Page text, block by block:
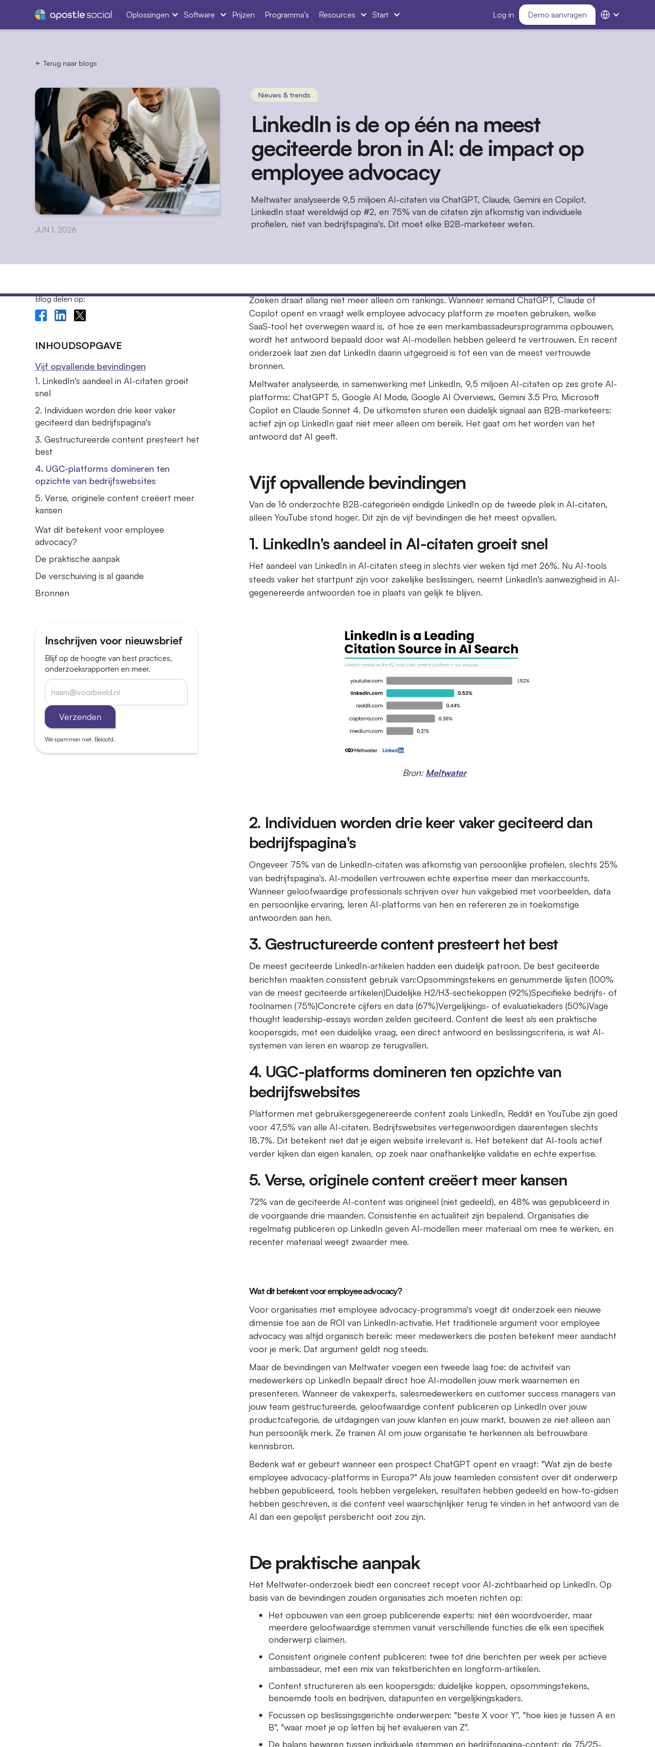
Oplossingen Software Prijzen Programma's Resources Start Log in Demo aanvragen
Terug naar blogs
JUN 1, 2026
Nieuws & trends
LinkedIn is de op één na meest
geciteerde bron in AI: de impact op
employee advocacy
Meltwater analyseerde 9,5 miljoen AI-citaten via ChatGPT, Claude, Gemini en Copilot.
LinkedIn staat wereldwijd op #2, en 75% van de citaten zijn afkomstig van individuele
profielen, niet van bedrijfspagina's. Dit moet elke B2B-marketeer weten.
Blog delen op:
INHOUDSOPGAVE
Vijf opvallende bevindingen
1. LinkedIn's aandeel in AI-citaten groeit
snel
2. Individuen worden drie keer vaker
geciteerd dan bedrijfspagina's
3. Gestructureerde content presteert het
best
4. UGC-platforms domineren ten
opzichte van bedrijfswebsites
5. Verse, originele content creëert meer
kansen
Wat dit betekent voor employee
advocacy?
De praktische aanpak
De verschuiving is al gaande
Bronnen
Inschrijven voor nieuwsbrief
Blijf op de hoogte van best practices,
onderzoeksrapporten en meer.
We spammen niet. Beloofd.
Zoeken draait allang niet meer alleen om rankings. Wanneer iemand ChatGPT, Claude of
Copilot opent en vraagt welk employee advocacy platform ze moeten gebruiken, welke
SaaS-tool het overwegen waard is, of hoe ze een merkambassadeursprogramma opbouwen,
wordt het antwoord bepaald door wat AI-modellen hebben geleerd te vertrouwen. En recent
onderzoek laat zien dat LinkedIn daarin uitgegroeid is tot een van de meest vertrouwde
bronnen.
Meltwater analyseerde, in samenwerking met LinkedIn, 9,5 miljoen AI-citaten op zes grote AI-
platforms: ChatGPT 5, Google AI Mode, Google AI Overviews, Gemini 3.5 Pro, Microsoft
Copilot en Claude Sonnet 4. De uitkomsten sturen een duidelijk signaal aan B2B-marketeers:
actief zijn op LinkedIn gaat niet meer alleen om bereik. Het gaat om het worden van het
antwoord dat AI geeft.
Vijf opvallende bevindingen
Van de 16 onderzochte B2B-categorieën eindigde LinkedIn op de tweede plek in AI-citaten,
alleen YouTube stond hoger. Dit zijn de vijf bevindingen die het meest opvallen.
1. LinkedIn's aandeel in AI-citaten groeit snel
Het aandeel van LinkedIn in AI-citaten steeg in slechts vier weken tijd met 26%. Nu AI-tools
steeds vaker het startpunt zijn voor zakelijke beslissingen, neemt LinkedIn's aanwezigheid in AI-
gegenereerde antwoorden toe in plaats van gelijk te blijven.
Bron: Meltwater
2. Individuen worden drie keer vaker geciteerd dan
bedrijfspagina's
Ongeveer 75% van de LinkedIn-citaten was afkomstig van persoonlijke profielen, slechts 25%
van bedrijfspagina's. AI-modellen vertrouwen echte expertise meer dan merkaccounts.
Wanneer geloofwaardige professionals schrijven over hun vakgebied met voorbeelden, data
en persoonlijke ervaring, leren AI-platforms van hen en refereren ze in toekomstige
antwoorden aan hen.
3. Gestructureerde content presteert het best
De meest geciteerde LinkedIn-artikelen hadden een duidelijk patroon. De best geciteerde
berichten maakten consistent gebruik van:Opsommingstekens en genummerde lijsten (100%
van de meest geciteerde artikelen)Duidelijke H2/H3-sectiekoppen (92%)Specifieke bedrijfs- of
toolnamen (75%)Concrete cijfers en data (67%)Vergelijkings- of evaluatiekaders (50%)Vage
thought leadership-essays worden zelden geciteerd. Content die leest als een praktische
koopersgids, met een duidelijke vraag, een direct antwoord en beslissingscriteria, is wat AI-
systemen van leren en waarop ze terugvallen.
4. UGC-platforms domineren ten opzichte van
bedrijfswebsites
Platformen met gebruikersgegenereerde content zoals LinkedIn, Reddit en YouTube zijn goed
voor 47,5% van alle AI-citaten. Bedrijfswebsites vertegenwoordigen daarentegen slechts
18,7%. Dit betekent niet dat je eigen website irrelevant is. Het betekent dat AI-tools actief
verder kijken dan eigen kanalen, op zoek naar onafhankelijke validatie en echte expertise.
5. Verse, originele content creëert meer kansen
72% van de geciteerde AI-content was origineel (niet gedeeld), en 48% was gepubliceerd in
de voorgaande drie maanden. Consistentie en actualiteit zijn bepalend. Organisaties die
regelmatig publiceren op LinkedIn geven AI-modellen meer materiaal om mee te werken, en
recenter materiaal weegt zwaarder mee.
Wat dit betekent voor employee advocacy?
Voor organisaties met employee advocacy-programma's voegt dit onderzoek een nieuwe
dimensie toe aan de ROI van LinkedIn-activatie. Het traditionele argument voor employee
advocacy was altijd organisch bereik: meer medewerkers die posten betekent meer aandacht
voor je merk. Dat argument geldt nog steeds.
Maar de bevindingen van Meltwater voegen een tweede laag toe: de activiteit van
medewerkers op LinkedIn bepaalt direct hoe AI-modellen jouw merk waarnemen en
presenteren. Wanneer de vakexperts, salesmedewerkers en customer success managers van
jouw team gestructureerde, geloofwaardige content publiceren op LinkedIn over jouw
productcategorie, de uitdagingen van jouw klanten en jouw markt, bouwen ze niet alleen aan
hun persoonlijk merk. Ze trainen AI om jouw organisatie te herkennen als betrouwbare
kennisbron.
Bedenk wat er gebeurt wanneer een prospect ChatGPT opent en vraagt: "Wat zijn de beste
employee advocacy-platforms in Europa?" Als jouw teamleden consistent over dit onderwerp
hebben gepubliceerd, tools hebben vergeleken, resultaten hebben gedeeld en how-to-gidsen
hebben geschreven, is die content veel waarschijnlijker terug te vinden in het antwoord van de
AI dan een gepolijst persbericht ooit zou zijn.
De praktische aanpak
Het Meltwater-onderzoek biedt een concreet recept voor AI-zichtbaarheid op LinkedIn. Op
basis van de bevindingen zouden organisaties zich moeten richten op:
Het opbouwen van een groep publicerende experts: niet één woordvoerder, maar
meerdere geloofwaardige stemmen vanuit verschillende functies die elk een specifiek
onderwerp claimen.
Consistent originele content publiceren: twee tot drie berichten per week per actieve
ambassadeur, met een mix van tekstberichten en longform-artikelen.
Content structureren als een koopersgids: duidelijke koppen, opsommingstekens,
benoemde tools en bedrijven, datapunten en vergelijkingskaders.
Focussen op beslissingsgerichte onderwerpen: "beste X voor Y", "hoe kies je tussen A en
B", "waar moet je op letten bij het evalueren van Z".
De balans bewaren tussen individuele stemmen en bedrijfspagina-content: de 75/25-